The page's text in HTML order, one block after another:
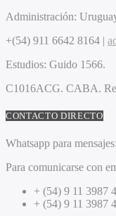
Administración:
+(54) 911 6642 8164 |
Estudios: Guido 1566.
C1016ACG. CABA.
CONTACTO DIRECTO
Whatsapp para mensajes:
Para comunicarse con
+ (54) 9 11 3987
+ (54) 9 11 3987